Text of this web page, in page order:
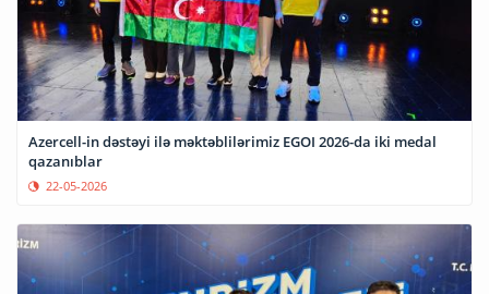
Azercell-in dəstəyi ilə məktəblilərimiz EGOI 2026-da iki medal
qazanıblar
22-05-2026